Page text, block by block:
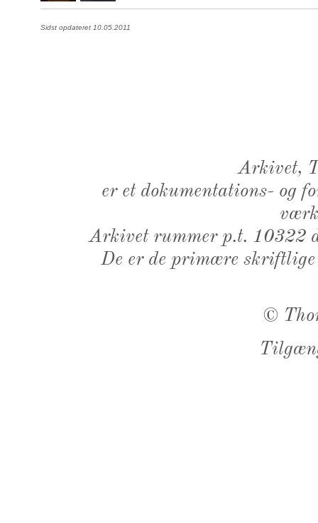
Sidst opdateret 10.05.2011
Arkivet,
er et dokumentations- og
Arkivet rummer p.t. 10322
De er de primære
©